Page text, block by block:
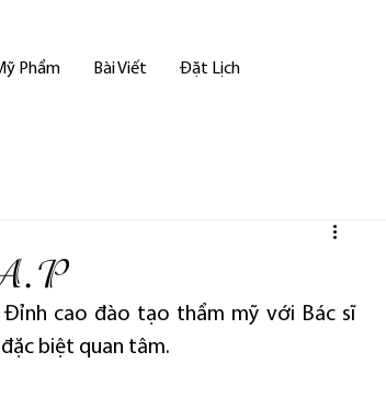
Phẩm Bài Viết Đặt Lịch
cao đào tạo thẩm mỹ với Bác sĩ
biệt quan tâm.